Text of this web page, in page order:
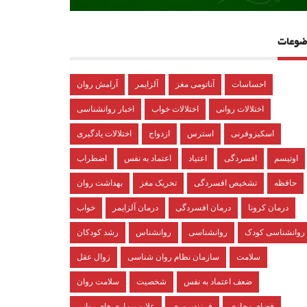
آرامش روان آلزایمر آناتومی مغز احساسات
اخبار روانشناسی اختلالات خواب اختلالات روانی
اختلالات یادگیری ازدواج استرس اسکیزوفرنی
اضطراب اعتماد به نفس اعتیاد افسردگی اوتیسم
بهداشت روان تحریک مغز تشخیص افسردگی حافظه
خواب درمان آلزایمر درمان افسردگی درمان کرونا
رشد کودکان روانشناس روانشناسی روانشناسی کودک
زوال عقل سازمان نظام روان شناسی سلامت
سلامت روان شخصیت ضعف اعتماد به نفس